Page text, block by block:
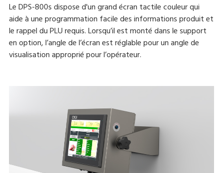
Le DPS-800s dispose d'un grand écran tactile couleur qui
aide à une programmation facile des informations produit et
le rappel du PLU requis. Lorsqu’il est monté dans le support
en option, l’angle de l’écran est réglable pour un angle de
visualisation approprié pour l’opérateur.